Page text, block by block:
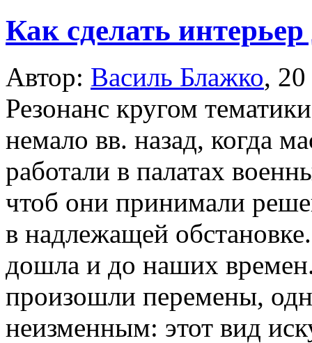
Как сделать
Автор: Василь Блажко,
Резонанс кругом
немало вв. назад, когда
работали в палатах
чтоб они принимали
в надлежащей
дошла и до наших
произошли перемены,
неизменным: этот вид